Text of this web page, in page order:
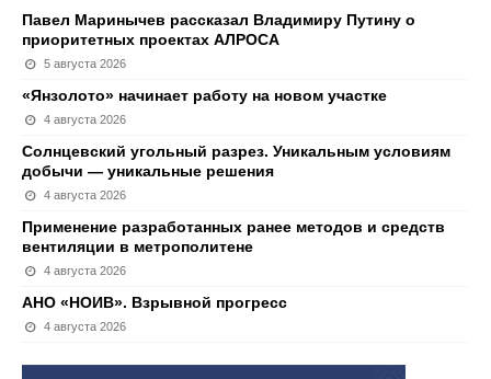
Павел Маринычев рассказал Владимиру Путину о
приоритетных проектах АЛРОСА
5 августа 2026
«Янзолото» начинает работу на новом участке
4 августа 2026
Солнцевский угольный разрез. Уникальным условиям
добычи — уникальные решения
4 августа 2026
Применение разработанных ранее методов и средств
вентиляции в метрополитене
4 августа 2026
АНО «НОИВ». Взрывной прогресс
4 августа 2026